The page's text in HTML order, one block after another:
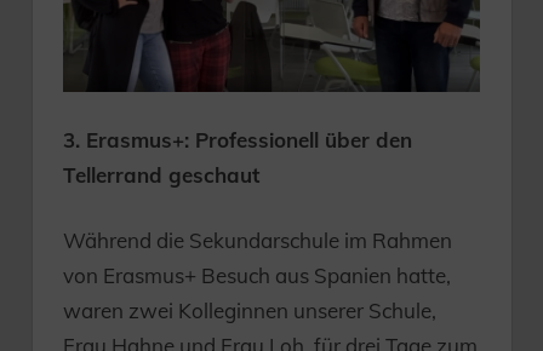
3. Erasmus+: Professionell über den
Tellerrand geschaut
Während die Sekundarschule im Rahmen
von Erasmus+ Besuch aus Spanien hatte,
waren zwei Kolleginnen unserer Schule,
Frau Hahne und Frau Loh, für drei Tage zum